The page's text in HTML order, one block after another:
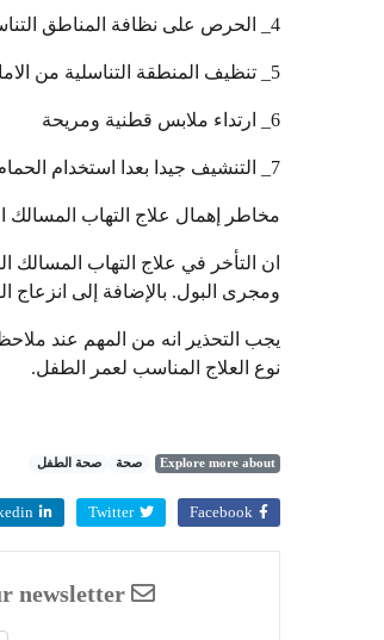
4_ الحرص على نظافة المناطق التناسلية
5_ تنظيف المنطقة التناسلية من الامام للخلف عند الفتيات للحرص على عدم انتقال البكتيريا
6_ ارتداء ملابس قطنية ومريحة
7_ التنشيف جيدا بعدا استخدام الحمام من المياه
مخاطر إهمال علاج التهاب المسالك
ان التأخر في علاج التهاب
ومجرى البول. بالإضافة إلى انزعاج
يجب التحذير انه من المهم عند
نوع العلاج المناسب لعمر الطفل.
Explore more about صحة صحة الطفل
Facebook
Twitter